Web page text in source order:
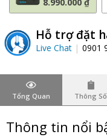
Hỗ trợ đặt
Live Chat 0901
Tổng Quan Thông Số
Thông tin nổi